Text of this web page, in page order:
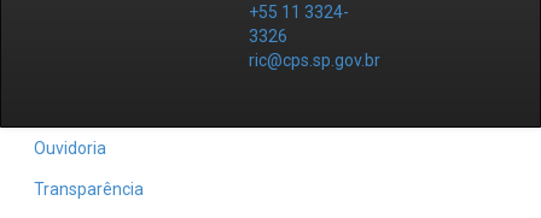
+55 11 3324-
3326
ric@cps.sp.gov.br
Ouvidoria
Transparência